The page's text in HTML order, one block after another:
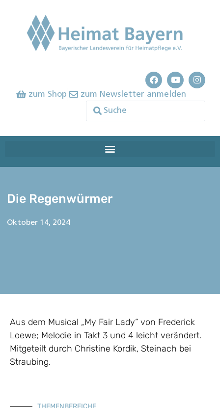
zum Shop zum Newsletter anmelden
Die Regenwürmer
Oktober 14, 2024
Aus dem Musical „My Fair Lady“ von Frederick
Loewe; Melodie in Takt 3 und 4 leicht verändert.
Mitgeteilt durch Christine Kordik, Steinach bei
Straubing.
THEMENBEREICHE